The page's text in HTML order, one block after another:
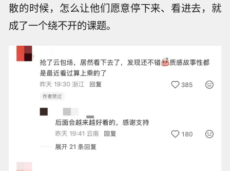
散的时候，怎么让他们愿意停下来、看进去，就
成了一个绕不开的课题。